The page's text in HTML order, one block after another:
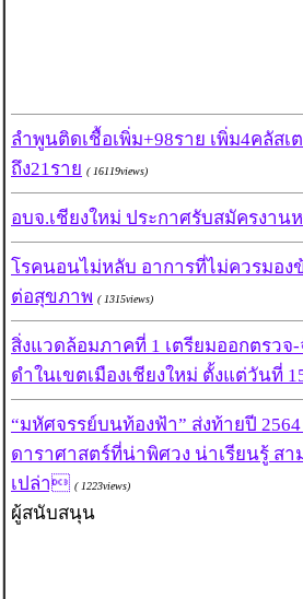
ลำพูนติดเชื้อเพิ่ม+98ราย เพิ่ม4คลัสเ
ถึง21ราย ( 16119views)
อบจ.เชียงใหม่ ประกาศรับสมัครงาน
โรคนอนไม่หลับ อาการที่ไม่ควรมอง
ต่อสุขภาพ ( 1315views)
สิ่งแวดล้อมภาคที่ 1 เตรียมออกตรว
ดำในเขตเมืองเชียงใหม่ ตั้งแต่วันที่
“มหัศจรรย์บนท้องฟ้า” ส่งท้ายปี
ดาราศาสตร์ที่น่าพิศวง น่าเรียนรู้ ส
เปล่า ( 1223views)
ผู้สนับสนุน